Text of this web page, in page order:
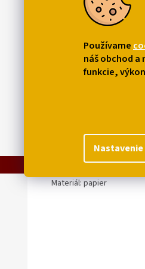
Používame
náš obchod a
funkcie,
Nastavenie
Podobné (6)
stvorené. Autorský
Rozmer želania: cca 16 x
Materiál: papier